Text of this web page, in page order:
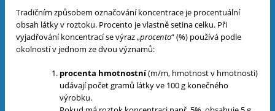
Tradičním způsobem označování koncentrace je procentuální
obsah látky v roztoku. Procento je vlastně setina celku. Při
vyjadřování koncentrací se výraz „procento“ (%) používá podle
okolností v jednom ze dvou významů:
procenta hmotnostní(m/m, hmotnost v hmotnosti)
udávají počet gramů látky ve 100 g konečného
výrobku.